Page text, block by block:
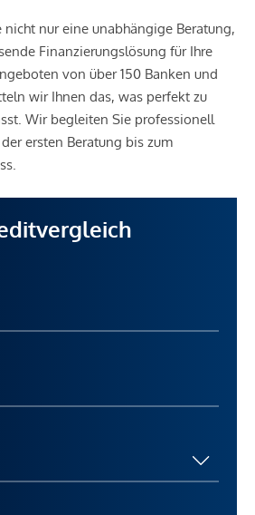
nur eine unabhängige Beratung,
Finanzierungslösung für Ihre
von über 150 Banken und
wir Ihnen das, was perfekt zu
Wir begleiten Sie professionell
ersten Beratung bis zum